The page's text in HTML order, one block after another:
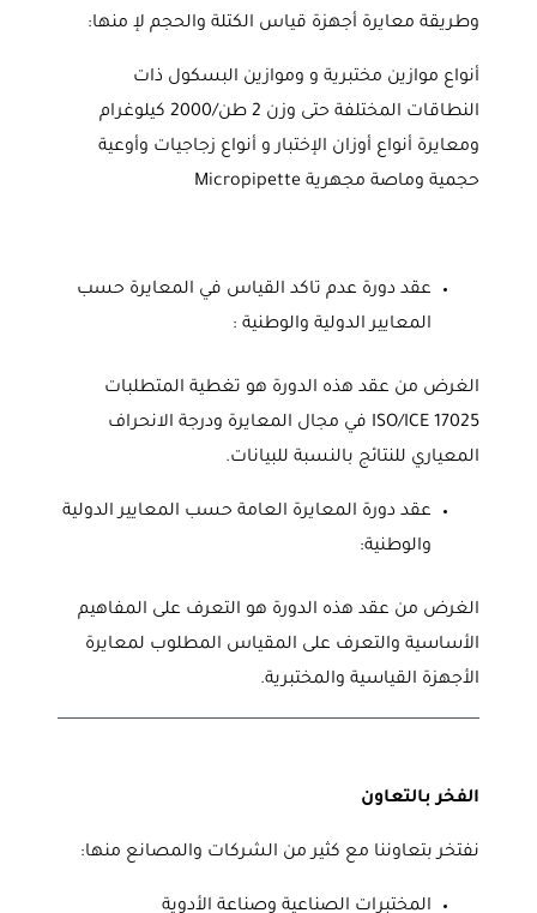
وطريقة معايرة أجهزة قياس الكتلة والحجم لإ منها:
أنواع موازين مختبرية و وموازين البسكول ذات
النطاقات المختلفة حتى وزن 2 طن/2000 كيلوغرام
ومعايرة أنواع أوزان الإختبار و أنواع زجاجيات وأوعية
حجمية وماصة مجهرية Micropipette
عقد دورة عدم تاكد القياس في المعايرة حسب
المعايير الدولية والوطنية :
الغرض من عقد هذه الدورة هو تغطية المتطلبات
ISO/ICE 17025 في مجال المعايرة ودرجة الانحراف
المعياري للنتائج بالنسبة للبيانات.
عقد دورة المعايرة العامة حسب المعايير الدولية
والوطنية:
الغرض من عقد هذه الدورة هو التعرف على المفاهيم
الأساسية والتعرف على المقياس المطلوب لمعايرة
الأجهزة القياسية والمختبرية.
الفخر بالتعاون
نفتخر بتعاوننا مع كثير من الشركات والمصانع منها:
المختبرات الصناعية وصناعة الأدوية